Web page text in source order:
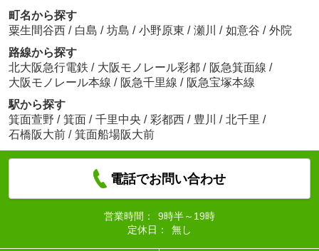
町名から探す
粟生間谷西 / 白島 / 坊島 / 小野原東 / 瀬川 / 如意谷 / 外院
路線から探す
北大阪急行電鉄 / 大阪モノレール彩都 / 阪急箕面線 /
大阪モノレール本線 / 阪急千里線 / 阪急宝塚本線
駅から探す
箕面萱野 / 箕面 / 千里中央 / 彩都西 / 豊川 / 北千里 /
石橋阪大前 / 箕面船場阪大前
電話でお問い合わせ
営業時間：
9時半～19時
定休日：
無し